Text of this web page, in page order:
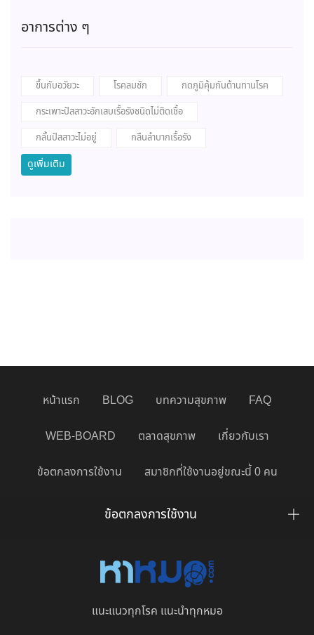
อาการต่าง ๆ
ขึ้นกับอวัยวะ โรคลมชัก
กดภูมิคุ้มกันต้านทานโรค
กระเพาะปัสสาวะอักเสบเรื้อรังชนิดไม่ติดเชื้อ
กลั้นปัสสาวะไม่อยู่
กลืนลำบากเรื้อรัง
ดูเพิ่มเติม
หน้าแรก BLOG บทความสุขภาพ FAQ
WEB-BOARD ตลาดสุขภาพ เกี่ยวกับเรา
ข้อตกลงการใช้งาน สมาชิกที่ใช้งานอยู่ขณะนี้ 0 คน
ข้อตกลงการใช้งาน
แนะแนวทุกโรค แนะนำทุกหมอ